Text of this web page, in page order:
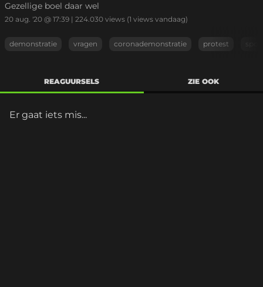
Gezellige boel daar wel
20 aug. '20 @ 17:39 | 224.030 views (1 views vandaag)
demonstratie vragen coronademonstratie protest
REAGUURSELS ZIE OOK
Er gaat iets mis...